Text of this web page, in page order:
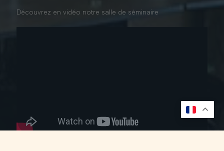
Découvrez en vidéo notre salle de séminaire